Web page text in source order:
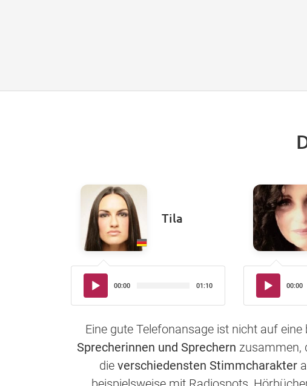
Tila
Audio-
Player
00:00 01:10
Audio-
Player
00:00
Eine gute Telefonansage ist nicht auf
Sprecherinnen und Sprechern zusammen,
die verschiedensten Stimmcharakter